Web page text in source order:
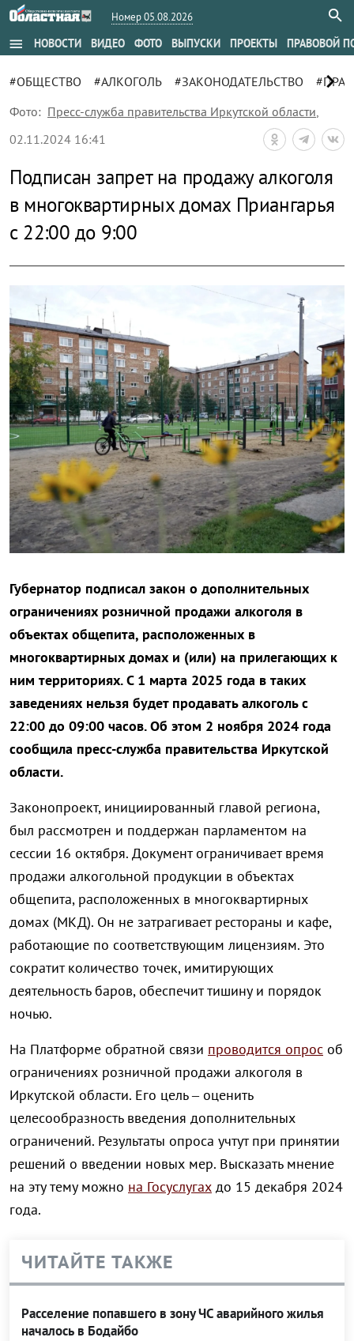
Номер 05.08.2026
menu НОВОСТИ ВИДЕО ФОТО ВЫПУСКИ ПРОЕКТЫ ПРАВОВОЙ
#ОБЩЕСТВО #АЛКОГОЛЬ #ЗАКОНОДАТЕЛЬСТВО chevron_right
Фото: Пресс-служба правительства Иркутской области,
02.11.2024 16:41
Подписан запрет на продажу алкоголя
в многоквартирных домах Приангарья
с 22:00 до 9:00
zoom_out_map
Губернатор подписал закон о дополнительных
ограничениях розничной продажи алкоголя в
объектах общепита, расположенных в
многоквартирных домах и (или) на прилегающих к
ним территориях. С 1 марта 2025 года в таких
заведениях нельзя будет продавать алкоголь с
22:00 до 09:00 часов. Об этом 2 ноября 2024 года
сообщила пресс-служба правительства Иркутской
области.
Законопроект, инициированный главой региона,
был рассмотрен и поддержан парламентом на
сессии 16 октября. Документ ограничивает время
продажи алкогольной продукции в объектах
общепита, расположенных в многоквартирных
домах (МКД). Он не затрагивает рестораны и кафе,
работающие по соответствующим лицензиям. Это
сократит количество точек, имитирующих
деятельность баров, обеспечит тишину и порядок
ночью.
На Платформе обратной связи проводится опрос об
ограничениях розничной продажи алкоголя в
Иркутской области. Его цель – оценить
целесообразность введения дополнительных
ограничений. Результаты опроса учтут при принятии
решений о введении новых мер. Высказать мнение
на эту тему можно на Госуслугах до 15 декабря 2024
года.
ЧИТАЙТЕ ТАКЖЕ
Расселение попавшего в зону ЧС аварийного жилья
началось в Бодайбо